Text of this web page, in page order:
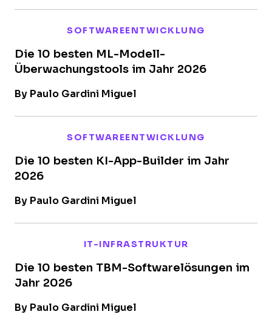
SOFTWAREENTWICKLUNG
Die 10 besten ML-Modell-
Überwachungstools im Jahr 2026
By Paulo Gardini Miguel
SOFTWAREENTWICKLUNG
Die 10 besten KI-App-Builder im Jahr
2026
By Paulo Gardini Miguel
IT-INFRASTRUKTUR
Die 10 besten TBM-Softwarelösungen im
Jahr 2026
By Paulo Gardini Miguel